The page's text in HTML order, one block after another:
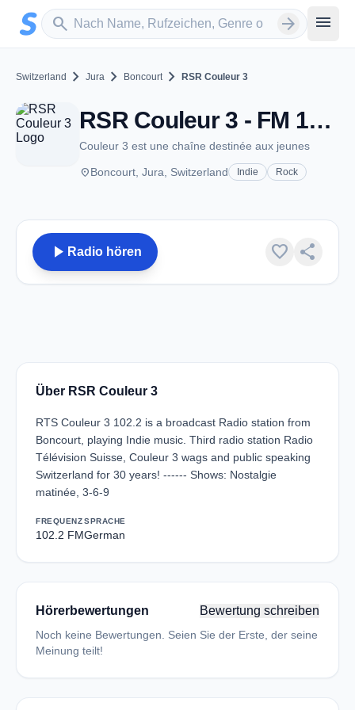
Zum Hauptinhalt springen
search
Sender suchen arrow_forward menu
Switzerland chevron_right Jura chevron_right Boncourt chevron_right RSR Couleur 3
RSR Couleur 3 - FM 102.2 - Boncourt
Couleur 3 est une chaîne destinée aux jeunes
placeBoncourt, Jura, Switzerland Indie Rock
play_arrow Radio hören favorite share
Über RSR Couleur 3
RTS Couleur 3 102.2 is a broadcast Radio station from
Boncourt, playing Indie music. Third radio station Radio
Télévision Suisse, Couleur 3 wags and public speaking
Switzerland for 30 years! ------ Shows: Nostalgie
matinée, 3-6-9
FREQUENZ
102.2 FM
SPRACHE
German
Hörerbewertungen Bewertung schreiben
Noch keine Bewertungen. Seien Sie der Erste, der seine
Meinung teilt!